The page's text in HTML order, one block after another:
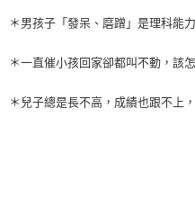
＊男孩子「發呆、磨蹭」是理科能
＊一直催小孩回家卻都叫不動，該
＊兒子總是長不高，成績也跟不上